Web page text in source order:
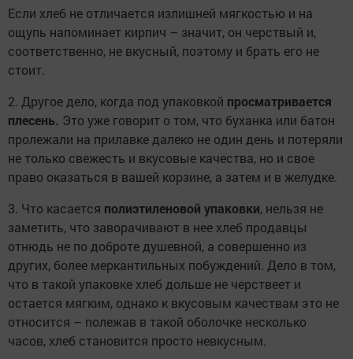
Если хлеб не отличается излишней мягкостью и на
ощупь напоминает кирпич – значит, он черствый и,
соответственно, не вкусный, поэтому и брать его не
стоит.
2. Другое дело, когда под упаковкой просматривается
плесень. Это уже говорит о том, что буханка или батон
пролежали на прилавке далеко не один день и потеряли
не только свежесть и вкусовые качества, но и свое
право оказаться в вашей корзине, а затем и в желудке.
3. Что касается полиэтиленовой упаковки, нельзя не
заметить, что заворачивают в нее хлеб продавцы
отнюдь не по доброте душевной, а совершенно из
других, более меркантильных побуждений. Дело в том,
что в такой упаковке хлеб дольше не черствеет и
остается мягким, однако к вкусовым качествам это не
относится – полежав в такой оболочке несколько
часов, хлеб становится просто невкусным.